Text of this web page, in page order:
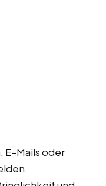
E-Mails oder